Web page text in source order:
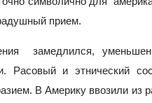
прием.
замедлился,
Расовый и этнический
В Америку ввозили из